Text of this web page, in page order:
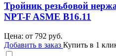
Тройник резьбовой
NPT-F ASME B16.11
Цена: от 792 руб.
Добавить в заказ Купить в 1